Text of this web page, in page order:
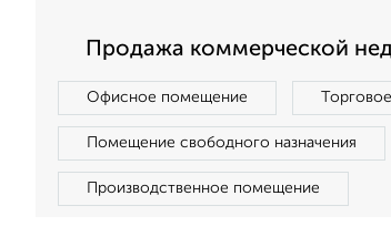
Продажа коммерческой
Офисное помещение
Помещение свободного назначения
Производственное помещение